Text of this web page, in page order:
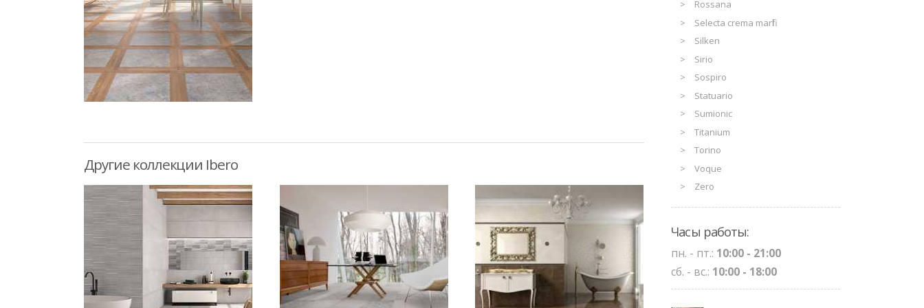
Другие коллекции Ibero
Rossana
Selecta crema marfil
Silken
Sirio
Sospiro
Statuario
Sumionic
Titanium
Torino
Voque
Zero
Часы работы:
пн. - пт.: 10:00 - 21:00
сб. - вс.: 10:00 - 18:00